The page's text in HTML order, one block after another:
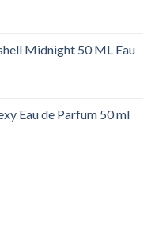
Midnight 50 ML Eau
Eau de Parfum 50 ml